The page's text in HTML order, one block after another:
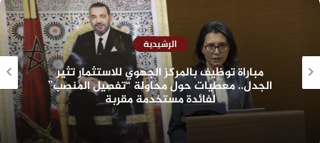
الرشيدية
مباراة توظيف بالمركز الجهوي للاستثمار تثير
الجدل.. معطيات حول محاولة “تفصيل المنصب”
لفائدة مستخدمة مقربة